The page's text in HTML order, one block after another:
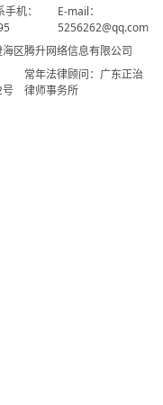
机：
E-mail：
5256262@qq.com
区腾升网络信息有限公司
常年法律顾问：广东正治
律师事务所